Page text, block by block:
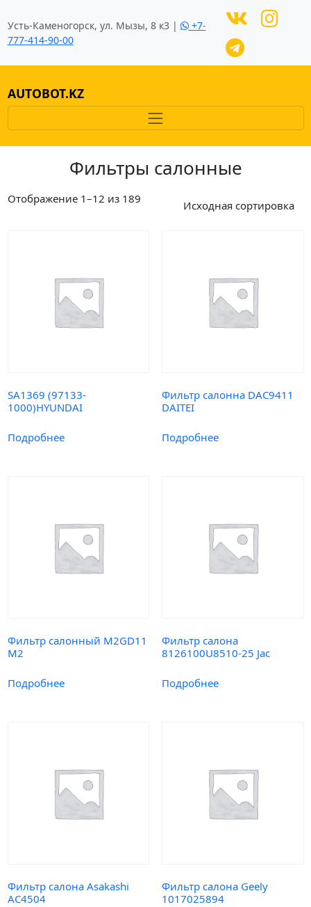
Усть-Каменогорск, ул. Мызы, 8 к3 |
+7-
777-414-90-00
AUTOBOT.KZ
Фильтры салонные
Отображение 1–12 из 189
SA1369 (97133-
1000)HYUNDAI
Подробнее
Фильтр салонна DAC9411
DAITEI
Подробнее
Фильтр салонный M2GD11
M2
Подробнее
Фильтр салона
8126100U8510-25 Jac
Подробнее
Фильтр салона Asakashi
AC4504
Фильтр салона Geely
1017025894